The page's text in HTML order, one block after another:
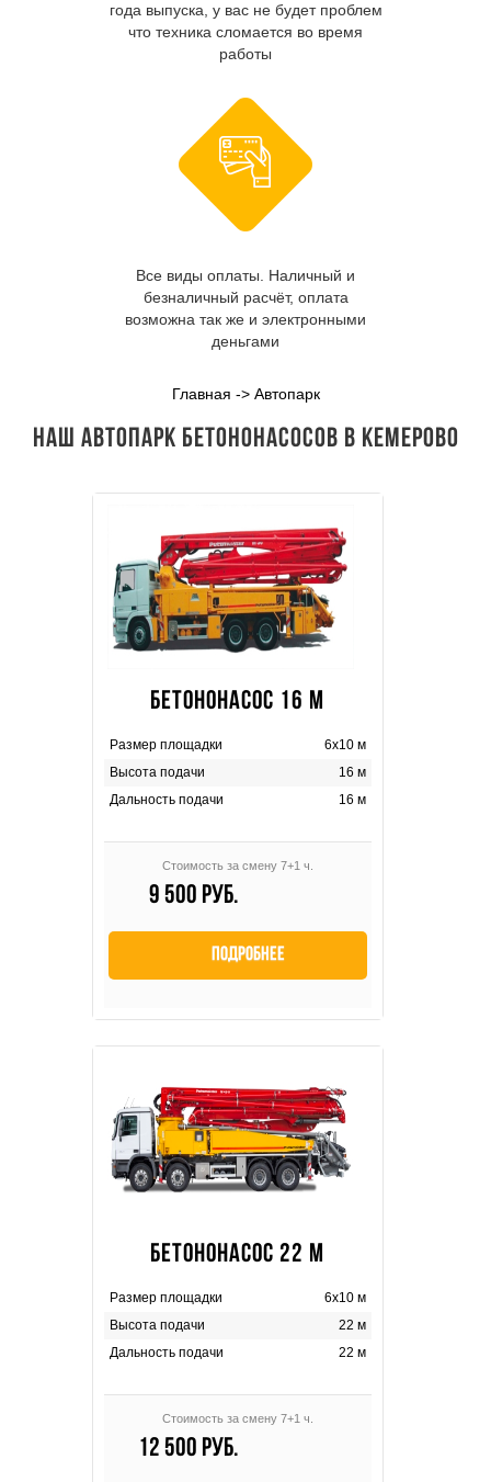
года выпуска, у вас не будет проблем
что техника сломается во время
работы
Все виды оплаты. Наличный и
безналичный расчёт, оплата
возможна так же и электронными
деньгами
Главная -> Автопарк
Наш автопарк бетононасосов в Кемерово
БЕТОНОНАСОС 16 М
Размер площадки
6х10 м
Высота подачи
16 м
Дальность подачи
16 м
Стоимость за смену 7+1 ч.
9 500 руб.
Подробнее
БЕТОНОНАСОС 22 М
Размер площадки
6х10 м
Высота подачи
22 м
Дальность подачи
22 м
Стоимость за смену 7+1 ч.
12 500 руб.